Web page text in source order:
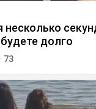
несколько
долго
73